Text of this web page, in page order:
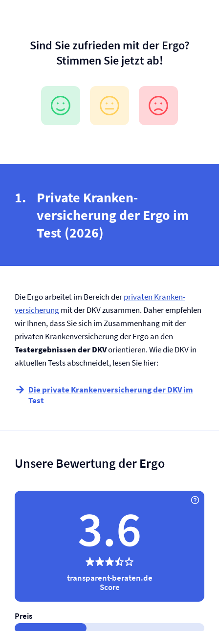
Sind Sie zufrieden mit der Ergo?
Stimmen Sie jetzt ab!
Private Kranken­
versicherung der Ergo im
Test (2026)
Die Ergo arbeitet im Bereich derprivaten Kranken­
versicherungmit der DKV zusammen. Daher empfehlen
wir Ihnen, dass Sie sich im Zusammenhang mit der
privaten Kranken­versicherung der Ergo an den
Testergebnissen der DKVorientieren. Wie die DKV in
aktuellen Tests abschneidet, lesen Sie hier:
Die private Kranken­versicherung der DKV im
Test
Unsere Bewertung der Ergo
3.6
transparent-beraten.de
Score
Preis